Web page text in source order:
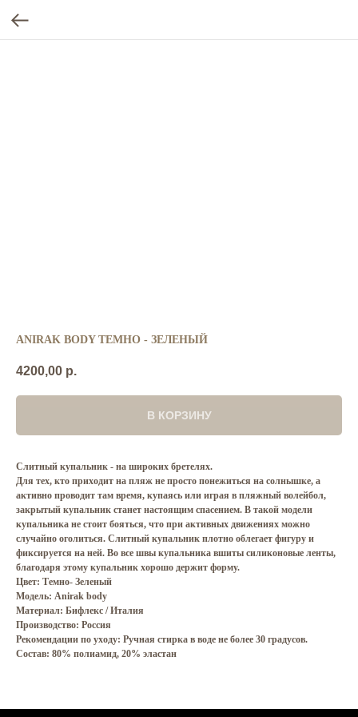
ANIRAK BODY ТЕМНО - ЗЕЛЕНЫЙ
4200,00 р.
В КОРЗИНУ
Слитный купальник - на широких бретелях.
Для тех, кто приходит на пляж не просто понежиться на солнышке, а
активно проводит там время, купаясь или играя в пляжный волейбол,
закрытый купальник станет настоящим спасением. В такой модели
купальника не стоит бояться, что при активных движениях можно
случайно оголиться. Слитный купальник плотно облегает фигуру и
фиксируется на ней. Во все швы купальника вшиты силиконовые ленты,
благодаря этому купальник хорошо держит форму.
Цвет: Темно- Зеленый
Модель: Anirak body
Материал: Бифлекс / Италия
Производство: Россия
Рекомендации по уходу: Ручная стирка в воде не более 30 градусов.
Состав: 80% полиамид, 20% эластан